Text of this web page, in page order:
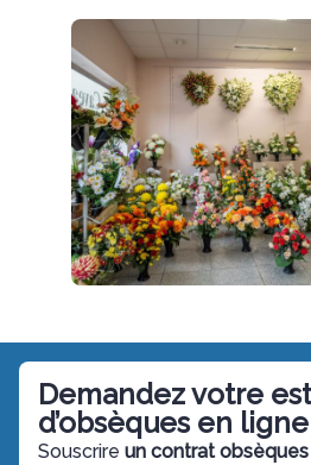
Demandez votre
d’obsèques en ligne
Souscrire un contrat obsèques